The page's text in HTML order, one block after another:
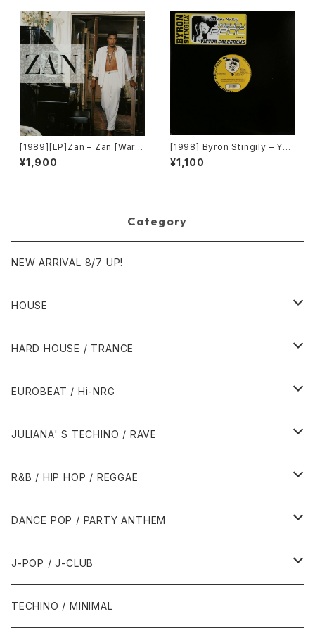
[1989][LP]Zan – Zan [Warn
er Bros. Records]
¥1,900
[1998] Byron Stingily – You
Make Me Feel (Mighty Rea
l) [Nervous Records]
¥1,100
Category
NEW ARRIVAL 8/7 UP!
HOUSE
1980年代
1987年・以前
1988年
1990年代
1990年
1991年
1995年
2000年代
2000年
2001年
2010年代
2010年
2011年
HARD HOUSE / TRANCE
1990年代
1994年・以前
1995年
1999年
2000年代
2000年
2001年
EUROBEAT / Hi-NRG
1980年代
1986年・以前
1987年
1990年代
1990年
1991年
2000年代
JULIANA' S TECHINO / RAVE
1990年代
1990年
1991年
2000年代
2000年
2001年
R&B / HIP HOP / REGGAE
1980年代
1985年・以前
1986年
1990年代
1990年
2000年代
DANCE POP / PARTY ANTHEM
1980年代
1988年・以前
1990年代
J-POP / J-CLUB
1980年代
TECHINO / MINIMAL